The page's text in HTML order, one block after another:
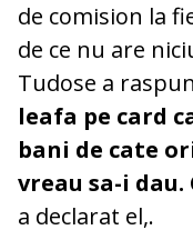
de comision la
de ce nu are
Tudose a
leafa pe card
bani de cate
vreau sa-i
a declarat el,.